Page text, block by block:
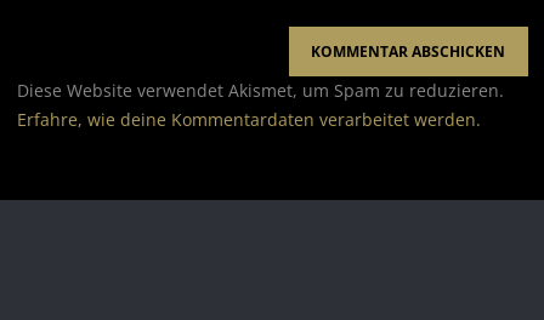
Diese Website verwendet Akismet, um Spam zu reduzieren.
Erfahre, wie deine Kommentardaten verarbeitet werden.